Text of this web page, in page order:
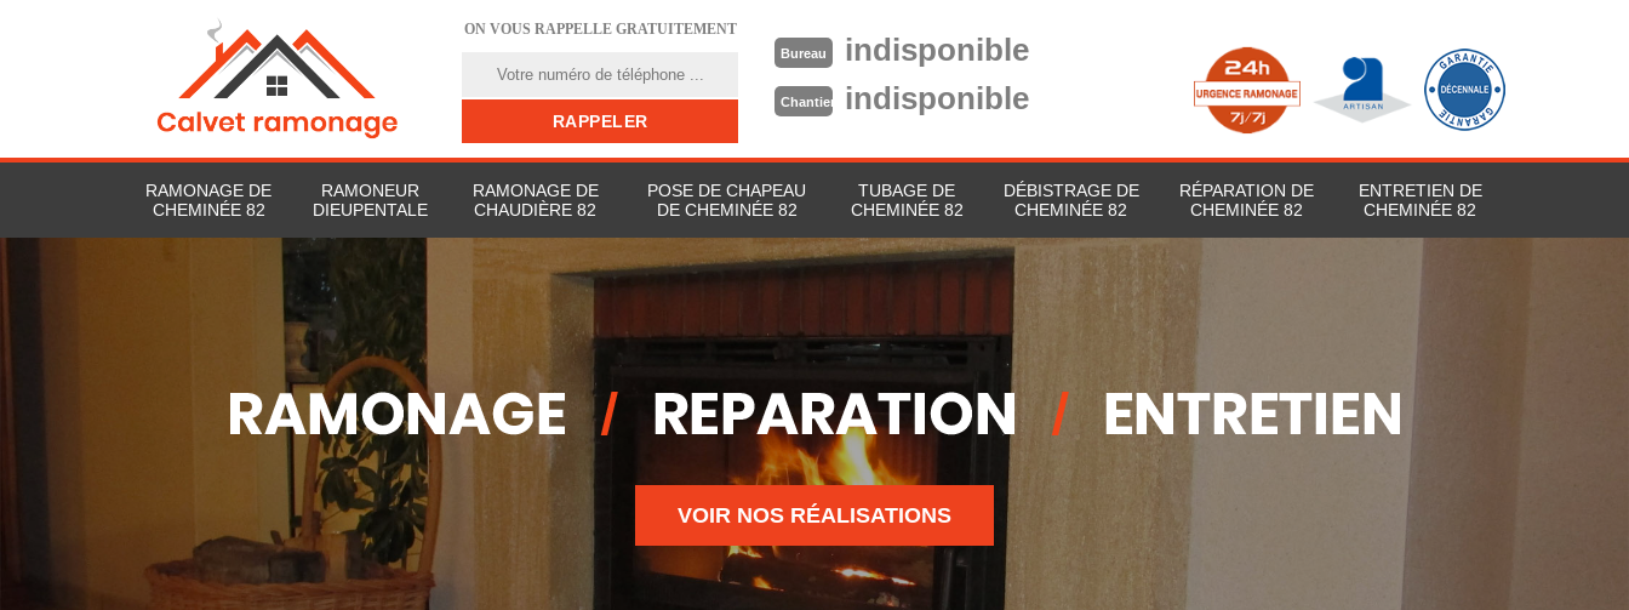
ON VOUS RAPPELLE GRATUITEMENT
Bureau indisponible
Chantier indisponible
RAMONAGE DE
CHEMINÉE 82
RAMONEUR
DIEUPENTALE
RAMONAGE DE
CHAUDIÈRE 82
POSE DE CHAPEAU
DE CHEMINÉE 82
TUBAGE DE
CHEMINÉE 82
DÉBISTRAGE DE
CHEMINÉE 82
RÉPARATION DE
CHEMINÉE 82
ENTRETIEN DE
CHEMINÉE 82
VOIR NOS RÉALISATIONS